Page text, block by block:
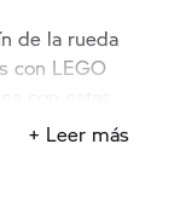
de la rueda
con LEGO
con estas
cuenta Lars.
+ Leer más